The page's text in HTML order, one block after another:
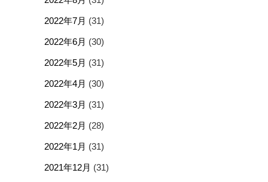
2022年7月 (31)
2022年6月 (30)
2022年5月 (31)
2022年4月 (30)
2022年3月 (31)
2022年2月 (28)
2022年1月 (31)
2021年12月 (31)